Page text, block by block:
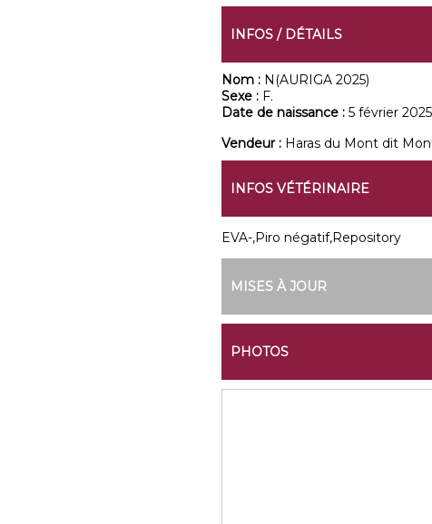
INFOS / DÉTAILS
Nom : N(AURIGA 2025)
Sexe : F.
Date de naissance : 5 février 2025
Vendeur : Haras du Mont dit
INFOS VÉTÉRINAIRE
EVA-,Piro négatif,Repository
MISES À JOUR
PHOTOS